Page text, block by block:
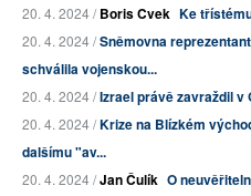
20. 4. 2024 /Boris Cvek Ke
20. 4. 2024 /Sněmovna
schválila vojenskou...
20. 4. 2024 /Izrael právě zavraždil v
20. 4. 2024 /Krize na Blízkém
dalšímu "av...
20. 4. 2024 /Jan Čulík O